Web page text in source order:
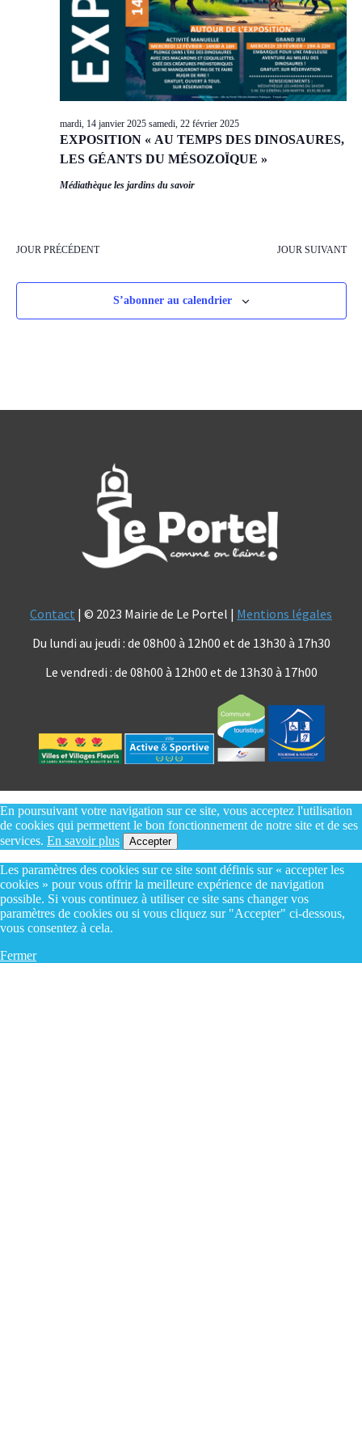
EXPOSITION « AU TEMPS DES DINOSAURES,
LES GÉANTS DU MÉSOZOÏQUE »
mardi, 14 janvier 2025 samedi, 22 février 2025
Médiathèque les jardins du savoir
JOUR PRÉCÉDENT JOUR SUIVANT
S’abonner au calendrier
Contact | © 2023 Mairie de Le Portel | Mentions légales
Du lundi au jeudi : de 08h00 à 12h00 et de 13h30 à 17h30
Le vendredi : de 08h00 à 12h00 et de 13h30 à 17h00
En poursuivant votre navigation sur ce site, vous acceptez l'utilisation
de cookies qui permettent le bon fonctionnement de notre site et de ses
services. En savoir plus Accepter
Les paramètres des cookies sur ce site sont définis sur « accepter les
cookies » pour vous offrir la meilleure expérience de navigation
possible. Si vous continuez à utiliser ce site sans changer vos
paramètres de cookies ou si vous cliquez sur "Accepter" ci-dessous,
vous consentez à cela.
Fermer